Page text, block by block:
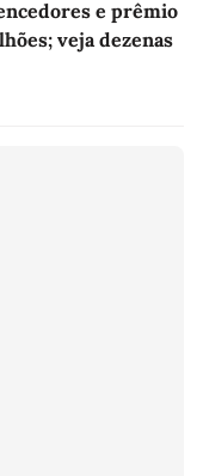
e prêmio
veja dezenas